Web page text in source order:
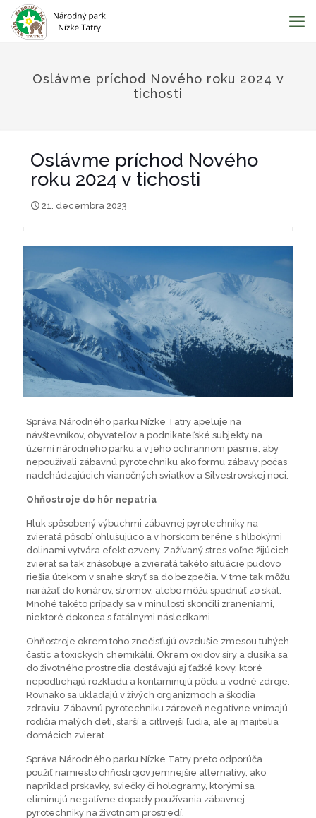
Oslávme príchod Nového roku 2024 v
tichosti
Oslávme príchod Nového
roku 2024 v tichosti
21. decembra 2023
Správa Národného parku Nízke Tatry apeluje na
návštevníkov, obyvateľov a podnikateľské subjekty na
území národného parku a v jeho ochrannom pásme, aby
nepoužívali zábavnú pyrotechniku ako formu zábavy počas
nadchádzajúcich vianočných sviatkov a Silvestrovskej noci.
Ohňostroje do hôr nepatria
Hluk spôsobený výbuchmi zábavnej pyrotechniky na
zvieratá pôsobí ohlušujúco a v horskom teréne s hlbokými
dolinami vytvára efekt ozveny. Zažívaný stres voľne žijúcich
zvierat sa tak znásobuje a zvieratá takéto situácie pudovo
riešia útekom v snahe skryť sa do bezpečia. V tme tak môžu
narážať do konárov, stromov, alebo môžu spadnúť zo skál.
Mnohé takéto prípady sa v minulosti skončili zraneniami,
niektoré dokonca s fatálnymi následkami.
Ohňostroje okrem toho znečisťujú ovzdušie zmesou tuhých
častíc a toxických chemikálií. Okrem oxidov síry a dusíka sa
do životného prostredia dostávajú aj ťažké kovy, ktoré
nepodliehajú rozkladu a kontaminujú pôdu a vodné zdroje.
Rovnako sa ukladajú v živých organizmoch a škodia
zdraviu. Zábavnú pyrotechniku zároveň negatívne vnímajú
rodičia malých detí, starší a citlivejší ľudia, ale aj majitelia
domácich zvierat.
Správa Národného parku Nízke Tatry preto odporúča
použiť namiesto ohňostrojov jemnejšie alternatívy, ako
napríklad prskavky, sviečky či hologramy, ktorými sa
eliminujú negatívne dopady používania zábavnej
pyrotechniky na životnom prostredí.